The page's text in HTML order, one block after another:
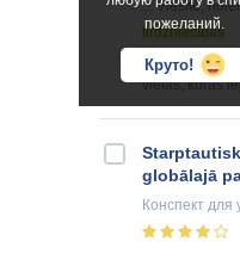
пожеланий.
Круто!
... Viesītē,
tirdzniecības
veikali.
vietas, kurās
globālajā
Конспект для